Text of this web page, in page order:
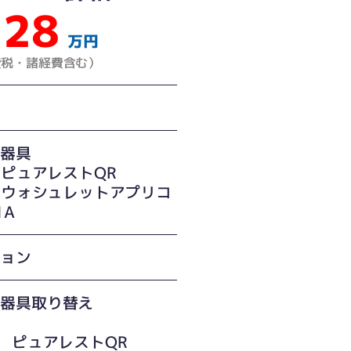
28 万円
・諸経費含む）
具
ュアレストQR
ォシュレットアプリコ
ン
具取り替え
ュアレストQR